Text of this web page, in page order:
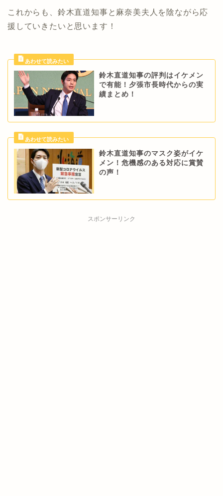
これからも、鈴木直道知事と麻奈美夫人を陰ながら応
援していきたいと思います！
鈴木直道知事の評判はイケメン
で有能！夕張市長時代からの実
績まとめ！
鈴木直道知事のマスク姿がイケ
メン！危機感のある対応に賞賛
の声！
スポンサーリンク